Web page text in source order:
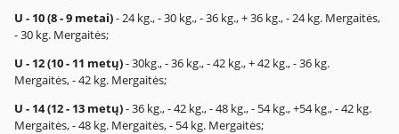
U - 10 (8 - 9 metai)- 24 kg., - 30 kg., - 36 kg., + 36 kg., - 24 kg. Mergaitės,
- 30 kg. Mergaitės;
U - 12 (10 - 11 metų)- 30kg., - 36 kg., - 42 kg., + 42 kg., - 36 kg.
Mergaitės, - 42 kg. Mergaitės;
U - 14 (12 - 13 metų)- 36 kg., - 42 kg., - 48 kg., - 54 kg., +54 kg., - 42 kg.
Mergaitės, - 48 kg. Mergaitės, - 54 kg. Mergaitės;